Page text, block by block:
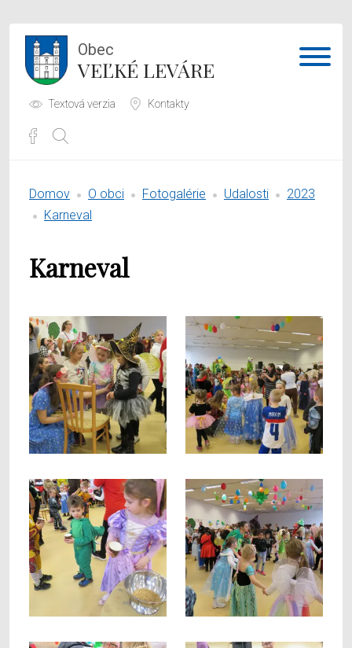
Obec
VEĽKÉ LEVÁRE
Textová verzia Kontakty
Samospráva
Domov O obci Fotogalérie Udalosti
2023
Karneval
Karneval